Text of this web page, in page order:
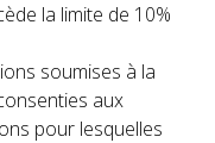
la limite de 10%
soumises à la
aux
pour lesquelles